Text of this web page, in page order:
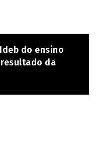
do ensino
da